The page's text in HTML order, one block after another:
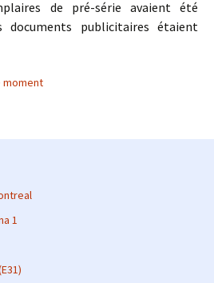
de pré-série avaient été
documents publicitaires étaient
moment
1